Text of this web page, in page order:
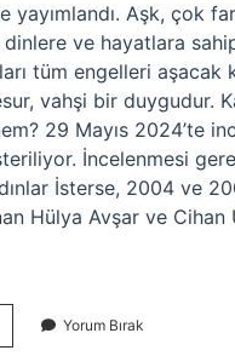
yayımlandı. Aşk, çok
ve hayatlara
tüm engelleri aşacak
vahşi bir duygudur.
29 Mayıs 2024’te
İncelenmesi
İsterse, 2004 ve
Hülya Avşar ve Cihan
Yorum Bırak